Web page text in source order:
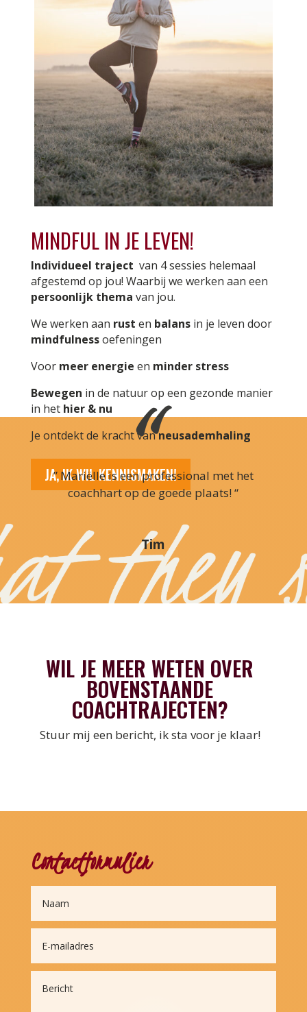
MINDFUL IN JE LEVEN!
Individueel traject van 4 sessies helemaal
afgestemd op jou! Waarbij we werken aan een
persoonlijk thema van jou.
We werken aan rust en balansin je leven door
mindfulnessoefeningen
Voor meer energie en minder stress
Bewegen in de natuur op een gezonde manier
in het hier & nu
Je ontdekt de kracht vanneusademhaling
JA, IK WIL KENNISMAKEN!
” Mariëlle is een professional met het
coachhart op de goede plaats! “
Tim
WIL JE MEER WETEN OVER
BOVENSTAANDE
COACHTRAJECTEN?
Stuur mij een bericht, ik sta voor je klaar!
Contactformulier